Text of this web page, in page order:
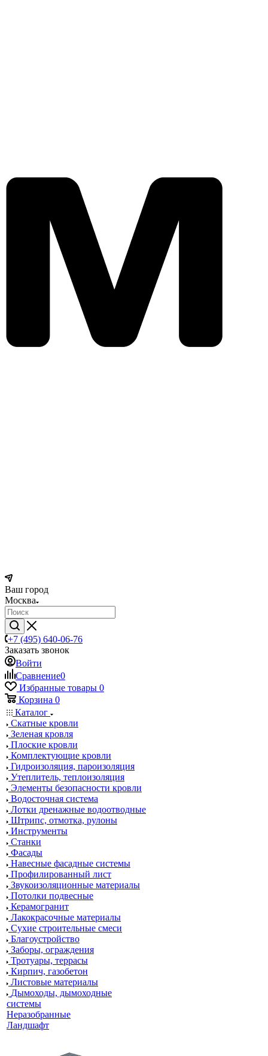
Ваш город
Москва
+7 (495) 640-06-76
Заказать звонок
Войти
Сравнение0
Избранные товары 0
Корзина 0
Каталог
Скатные кровли
Зеленая кровля
Плоские кровли
Комплектующие кровли
Гидроизоляция, пароизоляция
Утеплитель, теплоизоляция
Элементы безопасности кровли
Водосточная система
Лотки дренажные водоотводные
Штрипс, отмотка, рулоны
Инструменты
Станки
Фасады
Навесные фасадные системы
Профилированный лист
Звукоизоляционные материалы
Потолки подвесные
Керамогранит
Лакокрасочные материалы
Сухие строительные смеси
Благоустройство
Заборы, ограждения
Тротуары, террасы
Кирпич, газобетон
Листовые материалы
Дымоходы, дымоходные
системы
Неразобранные
Ландшафт